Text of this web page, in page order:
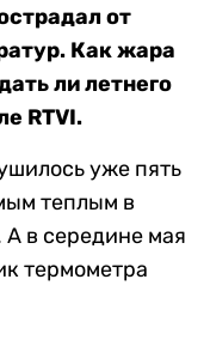
от
Как жара
ли летнего
RTVI.
уже пять
теплым в
А в середине мая
термометра